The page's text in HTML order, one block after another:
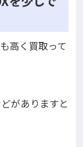
高く買取って
がありますと